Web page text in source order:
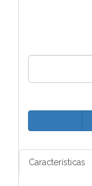
Características